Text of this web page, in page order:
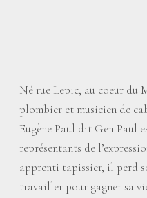
Né rue Lepic, au coeur du
plombier et musicien de
Eugène Paul dit Gen Paul
représentants de
apprenti tapissier, il perd
travailler pour gagner sa